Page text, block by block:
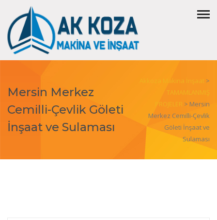
Mersin Merkez
Cemilli-Çevlik Göleti
İnşaat ve Sulaması
Akkoza Makina İnşaat >
TAMAMLANMIŞ
PROJELER > Mersin
Merkez Cemilli-Çevlik
Göleti İnşaat ve
Sulaması